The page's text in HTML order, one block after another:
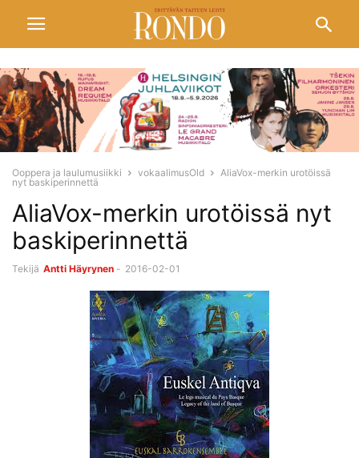
Ooppera ja laulumusiikki vokaalimusOld
AliaVox-merkin urotöissä
nyt baskiperinnettä
AliaVox-merkin urotöissä nyt
baskiperinnettä
Tekijä Antti Häyrynen - 2016-02-01